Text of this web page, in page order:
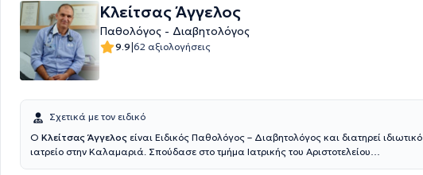
Κλείτσας Άγγελος
Παθολόγος - Διαβητολόγος
9.9|62 αξιολογήσεις
Σχετικά με τον ειδικό
Ο Κλείτσας Άγγελος είναι Ειδικός Παθολόγος – Διαβητολόγος και διατηρεί ιδιωτικό
ιατρείο στην Καλαμαριά. Σπούδασε στο τμήμα Ιατρικής του Αριστοτελείου